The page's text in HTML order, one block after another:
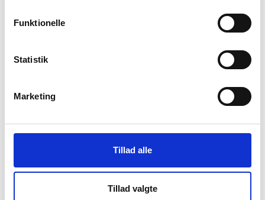
Funktionelle
Statistik
Marketing
Tillad alle
Tillad valgte
Forfatterweb henvender sig til en bred målgruppe og
er nem at orientere sig i for alment interesserede,
opgaveskrivning.
biblioteker og uddannelsesinstitutioner.
Man kan abonnere på nyheder fra Forfatterweb ved at
tilmelde sigNyheder om Forfatterwebeller følge
Facebook.